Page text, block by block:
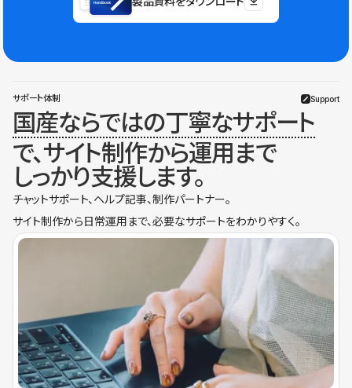
サポート体制 Support
国産ならではの丁寧なサポート
で、サイト制作から運用まで
しっかり支援します。
チャットサポート、ヘルプ記事、制作パートナー。
サイト制作から日常運用まで、必要なサポートをわかりやすく。